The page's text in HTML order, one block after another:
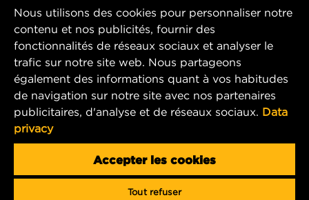
AVIS JURIDIQUE
IMPRIMER
CONTACTEZ-NOUS
Instagram
YouTube
MANN+HUMMEL Middle East FZE
DAFZA (Dubai Airport Free Zone)
Office 1013, Bldg. 7WA
mhae.pmservices@mann-hummel.com
Nous utilisons des cookies pour personnaliser notre
contenu et nos publicités, fournir des
fonctionnalités de réseaux sociaux et analyser le
trafic sur notre site web. Nous partageons
également des informations quant à vos habitudes
de navigation sur notre site avec nos partenaires
publicitaires, d'analyse et de réseaux sociaux. Data
privacy
Accepter les cookies
Tout refuser